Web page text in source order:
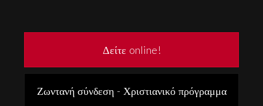
Δείτε online!
Ζωντανή σύνδεση - Χριστιανικό πρόγραμμα